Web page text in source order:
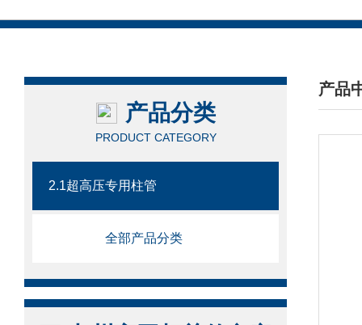
产品分类
PRODUCT CATEGORY
2.1超高压专用柱管
全部产品分类
产品
/